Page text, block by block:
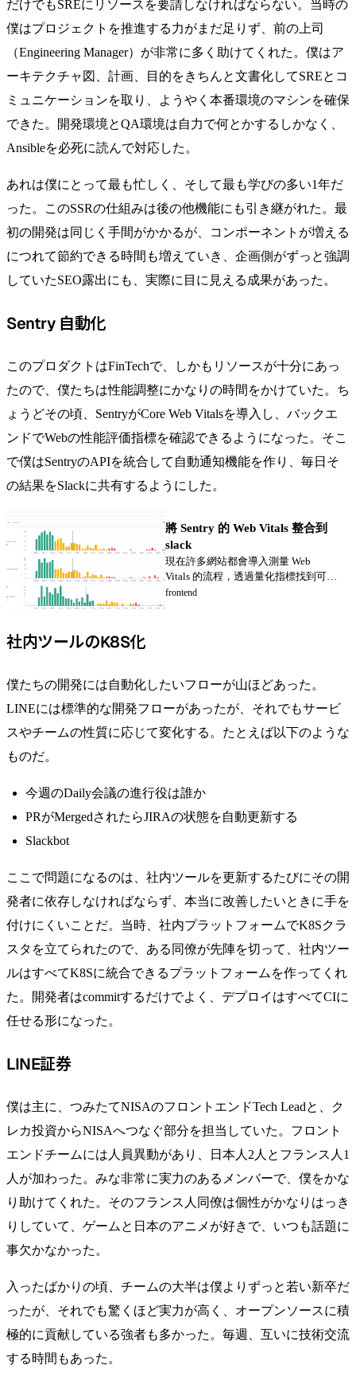
だけでもSREにリソースを要請しなければならない。当時の
僕はプロジェクトを推進する力がまだ足りず、前の上司
（Engineering Manager）が非常に多く助けてくれた。僕はア
ーキテクチャ図、計画、目的をきちんと文書化してSREとコ
ミュニケーションを取り、ようやく本番環境のマシンを確保
できた。開発環境とQA環境は自力で何とかするしかなく、
Ansibleを必死に読んで対応した。
あれは僕にとって最も忙しく、そして最も学びの多い1年だ
った。このSSRの仕組みは後の他機能にも引き継がれた。最
初の開発は同じく手間がかかるが、コンポーネントが増える
につれて節約できる時間も増えていき、企画側がずっと強調
していたSEO露出にも、実際に目に見える成果があった。
Sentry 自動化
このプロダクトはFinTechで、しかもリソースが十分にあっ
たので、僕たちは性能調整にかなりの時間をかけていた。ち
ょうどその頃、SentryがCore Web Vitalsを導入し、バックエ
ンドでWebの性能評価指標を確認できるようになった。そこ
で僕はSentryのAPIを統合して自動通知機能を作り、毎日そ
の結果をSlackに共有するようにした。
將 Sentry 的 Web Vitals 整合到
slack
現在許多網站都會導入測量 Web
Vitals 的流程，透過量化指標找到可以
改善的地方。不過比較少人知道的是
心。
frontend
社内ツールのK8S化
僕たちの開発には自動化したいフローが山ほどあった。
LINEには標準的な開発フローがあったが、それでもサービ
スやチームの性質に応じて変化する。たとえば以下のような
ものだ。
今週のDaily会議の進行役は誰か
PRがMergedされたらJIRAの状態を自動更新する
Slackbot
ここで問題になるのは、社内ツールを更新するたびにその開
発者に依存しなければならず、本当に改善したいときに手を
付けにくいことだ。当時、社内プラットフォームでK8Sクラ
スタを立てられたので、ある同僚が先陣を切って、社内ツー
ルはすべてK8Sに統合できるプラットフォームを作ってくれ
た。開発者はcommitするだけでよく、デプロイはすべてCIに
任せる形になった。
LINE証券
僕は主に、つみたてNISAのフロントエンドTech Leadと、ク
レカ投資からNISAへつなぐ部分を担当していた。フロント
エンドチームには人員異動があり、日本人2人とフランス人1
人が加わった。みな非常に実力のあるメンバーで、僕をかな
り助けてくれた。そのフランス人同僚は個性がかなりはっき
りしていて、ゲームと日本のアニメが好きで、いつも話題に
事欠かなかった。
入ったばかりの頃、チームの大半は僕よりずっと若い新卒だ
ったが、それでも驚くほど実力が高く、オープンソースに積
極的に貢献している強者も多かった。毎週、互いに技術交流
する時間もあった。